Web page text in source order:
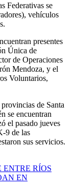
Federativas se
vehículos
presentes
Única de
de Operaciones
Mendoza, y el
Voluntarios,
de Santa
se encuentran
el pasado jueves
9 de las
sus servicios.
RÍOS
EN